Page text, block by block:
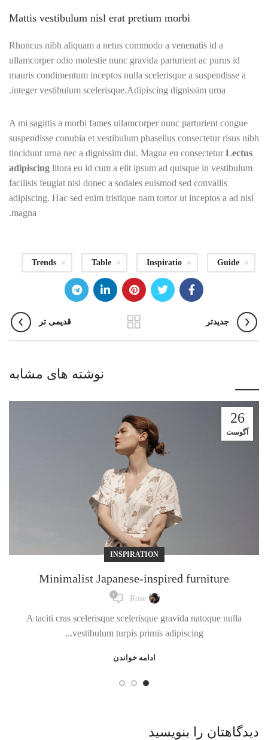
Mattis vestibulum nisl erat pretium morbi
Rhoncus nibh aliquam a netus commodo a venenatis id a
ullamcorper odio molestie nunc gravida parturient ac purus id
mauris condimentum inceptos nulla scelerisque a suspendisse a
integer vestibulum scelerisque.Adipiscing dignissim urna.
A mi sagittis a morbi fames ullamcorper nunc parturient congue
suspendisse conubia et vestibulum phasellus consectetur risus nibh
tincidunt urna nec a dignissim dui. Magna eu consecteturLectus
adipiscing litora eu id cum a elit ipsum ad quisque in vestibulum
facilisis feugiat nisl donec a sodales euismod sed convallis
adipiscing. Hac sed enim tristique nam tortor ut inceptos a ad nisl
magna.
Guide
Inspiratio
Table
Trends
جدیدتر قدیمی تر
نوشته های مشابه
26
آگوست
INSPIRATION
Minimalist Japanese-inspired furniture
Rose ۱
A taciti cras scelerisque scelerisque gravida natoque nulla
vestibulum turpis primis adipiscing...
ادامه خواندن
دیدگاهتان را بنویسید